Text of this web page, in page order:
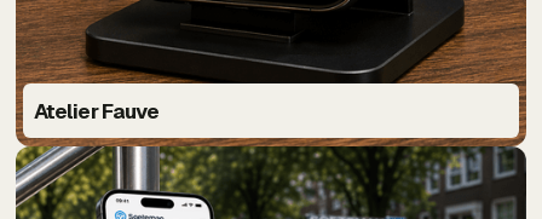
Atelier Fauve